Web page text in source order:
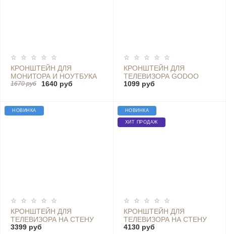
КРОНШТЕЙН ДЛЯ
МОНИТОРА И НОУТБУКА
10/9 КГ 17"-32" VESA
1670 руб 1640 руб
КРОНШТЕЙН ДЛЯ
ТЕЛЕВИЗОРА GODOO
MH78-446
1099 руб
НОВИНКА
КРОНШТЕЙН ДЛЯ
ТЕЛЕВИЗОРА НА СТЕНУ
ПОВОРОТНЫЙ GODOO
3399 руб
НОВИНКА
ХИТ ПРОДАЖ
КРОНШТЕЙН ДЛЯ
ТЕЛЕВИЗОРА НА СТЕНУ
ПОВОРОТНЫЙ GODOO
4130 руб